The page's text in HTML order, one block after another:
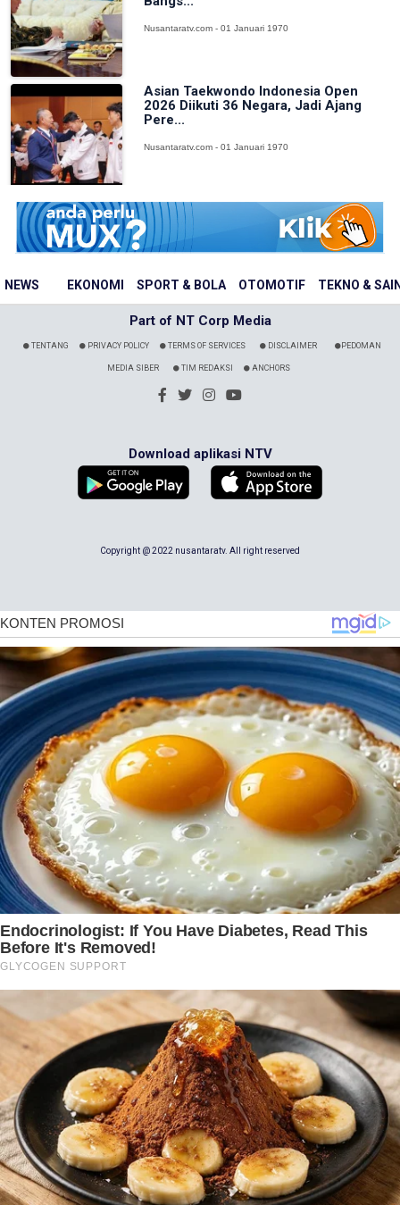
NEWS EKONOMI SPORT & BOLA OTOMOTIF TEKNO &
Nusantaratv.com - 01 Januari 1970
Asian Taekwondo Indonesia Open
2026 Diikuti 36 Negara, Jadi Ajang
Pere...
Nusantaratv.com - 01 Januari 1970
Part of NT Corp Media
TENTANG PRIVACY POLICY TERMS OF SERVICES DISCLAIMER PEDOMAN
MEDIA SIBER TIM REDAKSI ANCHORS
Download aplikasi NTV
Copyright @ 2022 nusantaratv. All right reserved